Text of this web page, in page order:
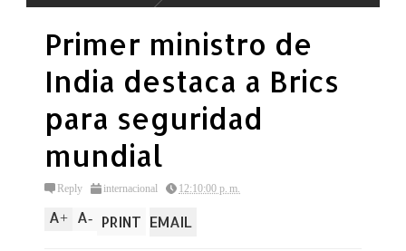
Primer ministro de
India destaca a Brics
para seguridad
mundial
Reply internacional 12:10:00 p. m.
A+ A- PRINT EMAIL